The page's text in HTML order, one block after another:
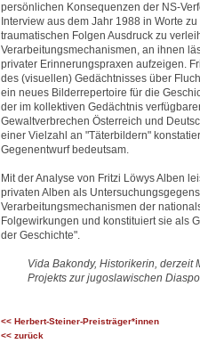
persönlichen Konsequenzen der NS-
Interview aus dem Jahr 1988 in Worte
traumatischen Folgen Ausdruck zu
Verarbeitungsmechanismen, an ihnen
privater Erinnerungspraxen aufzeigen.
des (visuellen) Gedächtnisses über
ein neues Bilderrepertoire für die
der im kollektiven Gedächtnis
Gewaltverbrechen Österreich und
einer Vielzahl an "Täterbildern"
Gegenentwurf bedeutsam.
Mit der Analyse von Fritzi Löwys Alben
privaten Alben als
Verarbeitungsmechanismen der
Folgewirkungen und konstituiert sie als
der Geschichte".
Vida Bakondy, Historikerin, derzeit
Projekts zur jugoslawischen
<< Herbert-Steiner-Preisträger*innen
<< zurück